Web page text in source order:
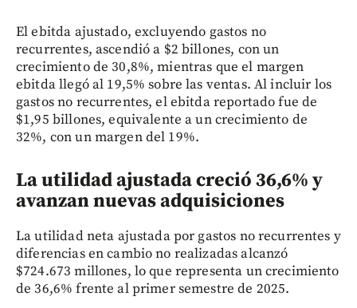
El ebitda ajustado, excluyendo gastos no
recurrentes, ascendió a $2 billones, con un
crecimiento de 30,8%, mientras que el margen
ebitda llegó al 19,5% sobre las ventas. Al incluir los
gastos no recurrentes, el ebitda reportado fue de
$1,95 billones, equivalente a un crecimiento de
32%, con un margen del 19%.
La utilidad ajustada creció 36,6% y
avanzan nuevas adquisiciones
La utilidad neta ajustada por gastos no recurrentes y
diferencias en cambio no realizadas alcanzó
$724.673 millones, lo que representa un crecimiento
de 36,6% frente al primer semestre de 2025.